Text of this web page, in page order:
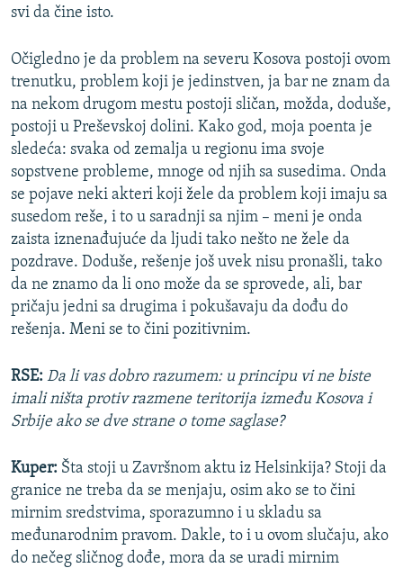
svi da čine isto.
Očigledno je da problem na severu Kosova postoji ovom
trenutku, problem koji je jedinstven, ja bar ne znam da
na nekom drugom mestu postoji sličan, možda, doduše,
postoji u Preševskoj dolini. Kako god, moja poenta je
sledeća: svaka od zemalja u regionu ima svoje
sopstvene probleme, mnoge od njih sa susedima. Onda
se pojave neki akteri koji žele da problem koji imaju sa
susedom reše, i to u saradnji sa njim – meni je onda
zaista iznenađujuće da ljudi tako nešto ne žele da
pozdrave. Doduše, rešenje još uvek nisu pronašli, tako
da ne znamo da li ono može da se sprovede, ali, bar
pričaju jedni sa drugima i pokušavaju da dođu do
rešenja. Meni se to čini pozitivnim.
RSE: Da li vas dobro razumem: u principu vi ne biste
imali ništa protiv razmene teritorija između Kosova i
Srbije ako se dve strane o tome saglase?
Kuper: Šta stoji u Završnom aktu iz Helsinkija? Stoji da
granice ne treba da se menjaju, osim ako se to čini
mirnim sredstvima, sporazumno i u skladu sa
međunarodnim pravom. Dakle, to i u ovom slučaju, ako
do nečeg sličnog dođe, mora da se uradi mirnim